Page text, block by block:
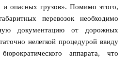
и опасных грузов». Помимо этого,
перевозок необходимо
документацию от дорожных
нелегкой процедурой ввиду
аппарата, что